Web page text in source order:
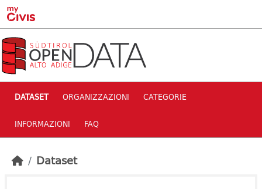
Skip to main content
DATASET ORGANIZZAZIONI CATEGORIE
INFORMAZIONI FAQ
Dataset